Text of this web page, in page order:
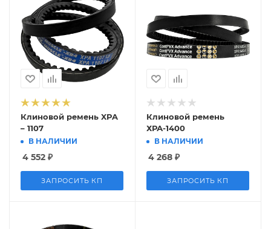
Клиновой ремень XPA
– 1107
В НАЛИЧИИ
4 552 ₽
ЗАПРОСИТЬ КП
Клиновой ремень
ХРА-1400
В НАЛИЧИИ
4 268 ₽
ЗАПРОСИТЬ КП